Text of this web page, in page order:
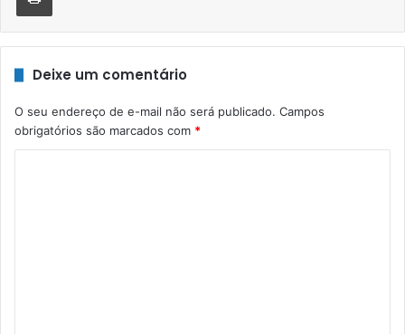
Deixe um comentário
O seu endereço de e-mail não será publicado. Campos
obrigatórios são marcados com *